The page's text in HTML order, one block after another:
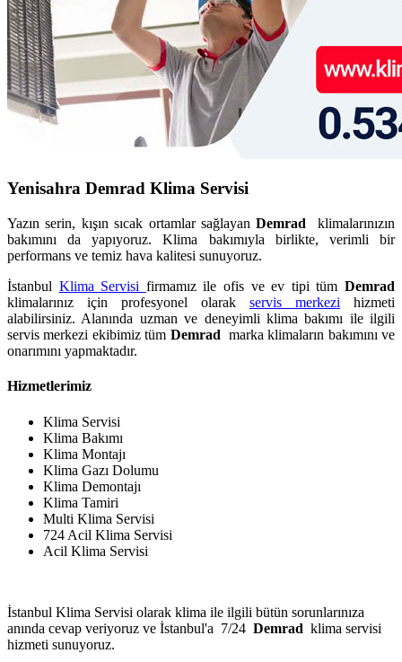
Yenisahra Demrad Klima Servisi
Yazın serin, kışın sıcak ortamlar sağlayanDemrad klimalarınızın
bakımını da yapıyoruz. Klima bakımıyla birlikte, verimli bir
performans ve temiz hava kalitesi sunuyoruz.
İstanbul Klima Servisi firmamız ile ofis ve ev tipi tümDemrad
klimalarınız için profesyonel olarak servis merkezi hizmeti
alabilirsiniz. Alanında uzman ve deneyimli klima bakımı ile ilgili
servis merkezi ekibimiz tüm Demrad marka klimaların bakımını ve
onarımını yapmaktadır.
Hizmetlerimiz
Klima Servisi
Klima Bakımı
Klima Montajı
Klima Gazı Dolumu
Klima Demontajı
Klima Tamiri
Multi Klima Servisi
724 Acil Klima Servisi
Acil Klima Servisi
İstanbul Klima Servisi olarak klima ile ilgili bütün sorunlarınıza
anında cevap veriyoruz ve İstanbul'a 7/24 Demrad klima servisi
hizmeti sunuyoruz.